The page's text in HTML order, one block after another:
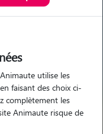
à
Reventin-
utilise les
faisant des choix ci-
complètement les
Animaute risque de